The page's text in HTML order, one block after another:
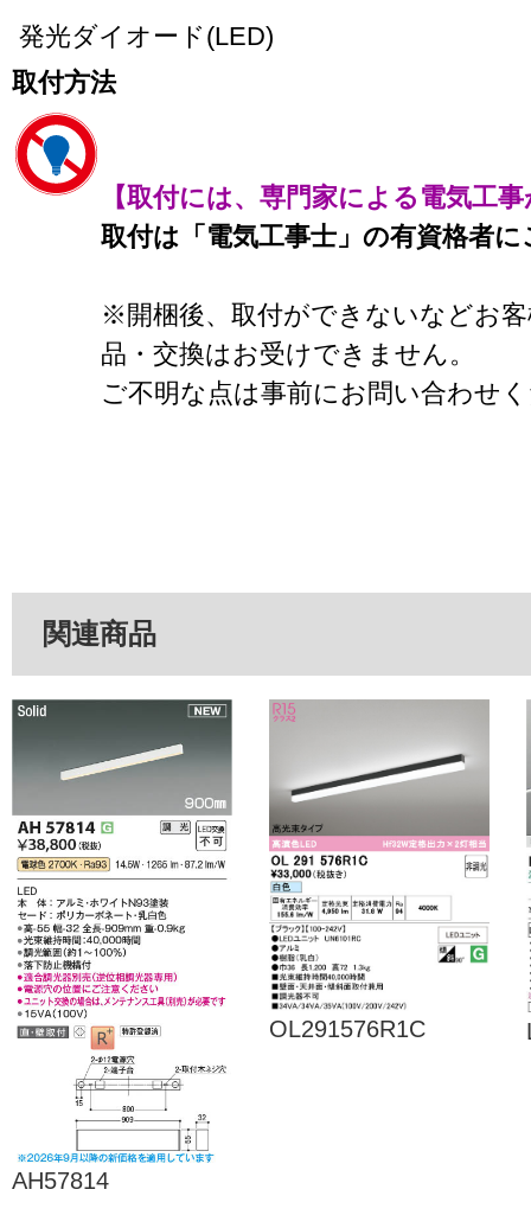
発光ダイオード(LED)
取付方法
【取付には、専門家による電気工
取付は「電気工事士」の有資格者
※開梱後、取付ができないなどお
品・交換はお受けできません。
ご不明な点は事前にお問い合わせ
関連商品
AH57814
OL291576R1C